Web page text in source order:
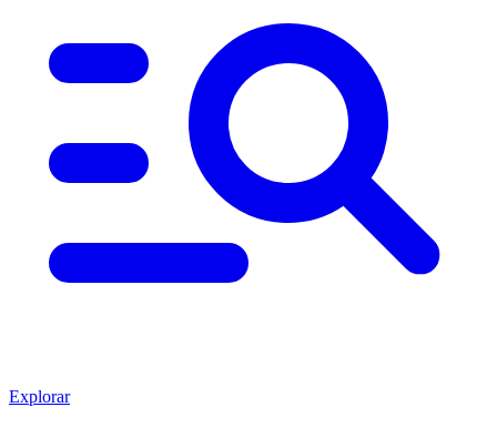
Explorar